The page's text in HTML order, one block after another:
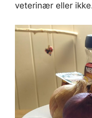
veterinær eller